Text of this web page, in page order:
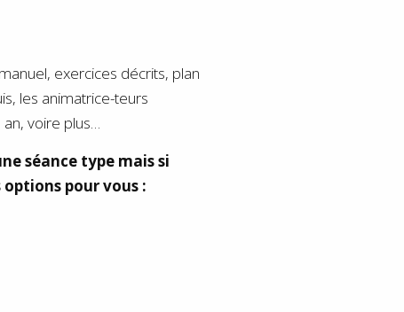
exercices décrits, plan
les animatrice-teurs
voire plus…
séance type mais si
pour vous :